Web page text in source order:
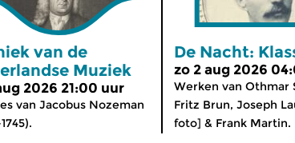
van de
Muziek
2026 21:00 uur
van Jacobus Nozeman
De Nacht:
zo 2 aug 2026
Werken van Othmar
Fritz Brun, Joseph
foto] & Frank Martin.